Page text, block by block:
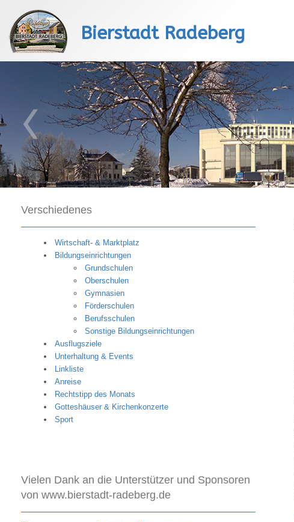
Bierstadt Radeberg
Verschiedenes
Wirtschaft- & Marktplatz
Bildungseinrichtungen
Grundschulen
Oberschulen
Gymnasien
Förderschulen
Berufsschulen
Sonstige Bildungseinrichtungen
Ausflugsziele
Unterhaltung & Events
Linkliste
Anreise
Rechtstipp des Monats
Gotteshäuser & Kirchenkonzerte
Sport
Vielen Dank an die Unterstützer und Sponsoren
von www.bierstadt-radeberg.de